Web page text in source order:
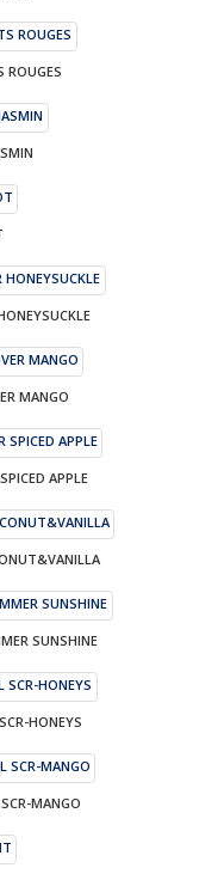
ROUGES
MANGO
APPLE
SUNSHINE
HONEYS
MANGO